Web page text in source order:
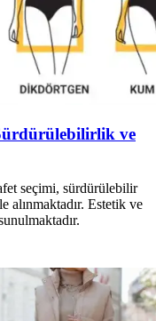
ve
seçimi, sürdürülebilir
alınmaktadır. Estetik ve